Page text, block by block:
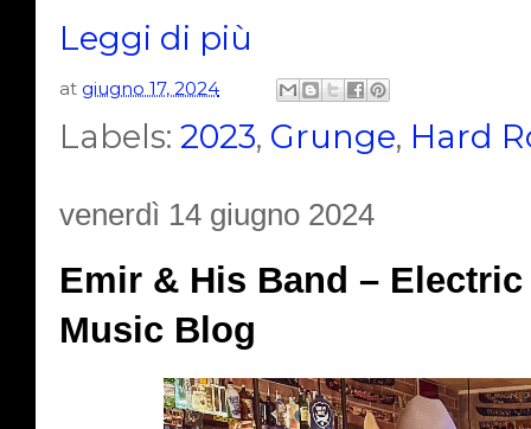
Leggi di più
at giugno 17, 2024
Labels: 2023, Grunge, Hard
venerdì 14 giugno 2024
Emir & His Band –
Music Blog